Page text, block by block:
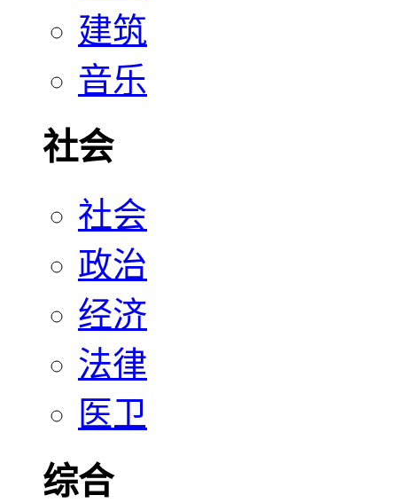
建筑
音乐
社会
社会
政治
经济
法律
医卫
综合